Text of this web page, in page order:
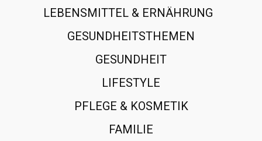
LEBENSMITTEL & ERNÄHRUNG
GESUNDHEITSTHEMEN
GESUNDHEIT
LIFESTYLE
PFLEGE & KOSMETIK
FAMILIE